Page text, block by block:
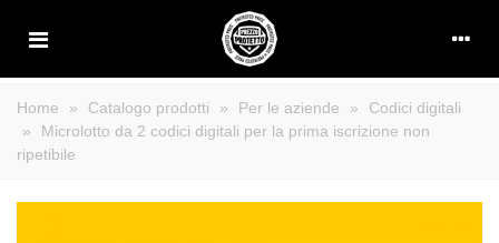
Home » Catalogo prodotti » Per le aziende »
Codici digitali
»
Microlotto da 2 codici digitali per la prima iscrizione non
ripetibile